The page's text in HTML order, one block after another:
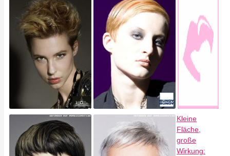
Kleine
Fläche,
große
Wirkung: